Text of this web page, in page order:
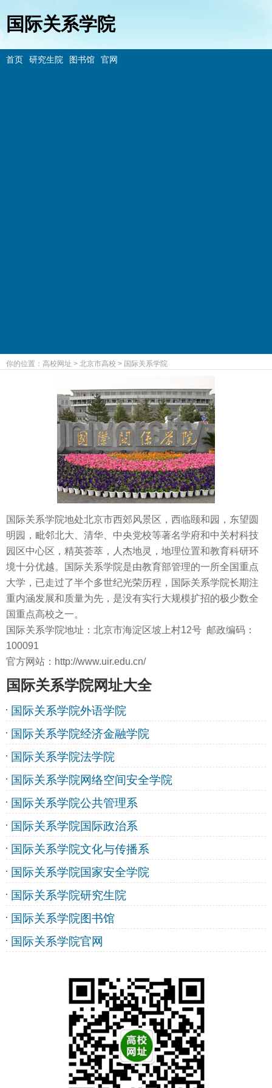
国际关系学院
首页 研究生院 图书馆 官网
你的位置： 高校网址 > 北京市高校 > 国际关系学院
国际关系学院地处北京市西郊风景区，西临颐和园，东望圆
明园，毗邻北大、清华、中央党校等著名学府和中关村科技
园区中心区，精英荟萃，人杰地灵，地理位置和教育科研环
境十分优越。国际关系学院是由教育部管理的一所全国重点
大学，已走过了半个多世纪光荣历程，国际关系学院长期注
重内涵发展和质量为先，是没有实行大规模扩招的极少数全
国重点高校之一。
国际关系学院地址：北京市海淀区坡上村12号 邮政编码：
100091
官方网站：http://www.uir.edu.cn/
国际关系学院网址大全
国际关系学院外语学院
国际关系学院经济金融学院
国际关系学院法学院
国际关系学院网络空间安全学院
国际关系学院公共管理系
国际关系学院国际政治系
国际关系学院文化与传播系
国际关系学院国家安全学院
国际关系学院研究生院
国际关系学院图书馆
国际关系学院官网